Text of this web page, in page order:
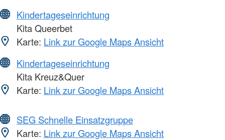
Kindertageseinrichtung
Kita Queerbet
Karte: Link zur Google Maps Ansicht
Kindertageseinrichtung
Kita Kreuz&Quer
Karte: Link zur Google Maps Ansicht
SEG Schnelle Einsatzgruppe
Karte: Link zur Google Maps Ansicht